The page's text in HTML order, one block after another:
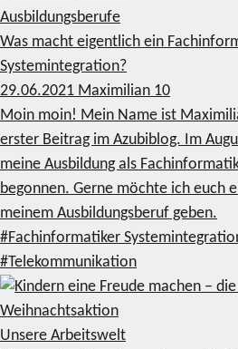
Ausbildungsberufe
Was macht eigentlich ein
Systemintegration?
29.06.2021 Maximilian 10
Moin moin! Mein Name ist
erster Beitrag im Azubiblog. Im
meine Ausbildung als
begonnen. Gerne möchte ich euch
meinem Ausbildungsberuf geben.
#Fachinformatiker
#Telekommunikation
Unsere Arbeitswelt